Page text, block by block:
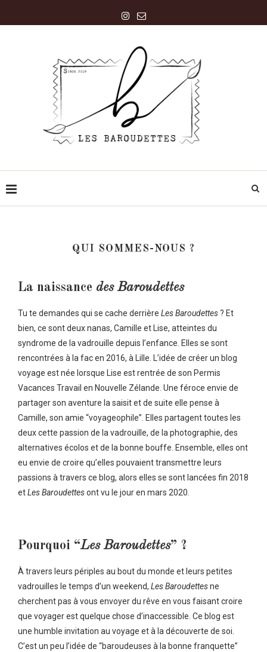
QUI SOMMES-NOUS ?
La naissance des Baroudettes
Tu te demandes qui se cache derrière Les Baroudettes? Et
bien, ce sont deux nanas, Camille et Lise, atteintes du
syndrome de la vadrouille depuis l’enfance. Elles se sont
rencontrées à la fac en 2016, à Lille. L’idée de créer un blog
voyage est née lorsque Lise est rentrée de son Permis
Vacances Travail en Nouvelle Zélande. Une féroce envie de
partager son aventure la saisit et de suite elle pense à
Camille, son amie “voyageophile”. Elles partagent toutes les
deux cette passion de la vadrouille, de la photographie, des
alternatives écolos et de la bonne bouffe. Ensemble, elles ont
eu envie de croire qu’elles pouvaient transmettre leurs
passions à travers ce blog, alors elles se sont lancées fin 2018
etLes Baroudettesont vu le jour en mars 2020.
Pourquoi “Les Baroudettes” ?
À travers leurs périples au bout du monde et leurs petites
vadrouilles le temps d’un weekend, Les Baroudettesne
cherchent pas à vous envoyer du rêve en vous faisant croire
que voyager est quelque chose d’inaccessible. Ce blog est
une humble invitation au voyage et à la découverte de soi.
C’est un peu l’idée de “baroudeuses à la bonne franquette”